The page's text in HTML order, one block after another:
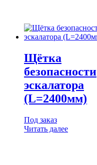
Щётка
безопасности
эскалатора
(L=2400мм)
Под заказ
Читать далее